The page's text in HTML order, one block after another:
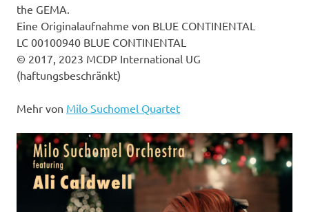
the GEMA.
Eine Originalaufnahme von BLUE CONTINENTAL
LC 00100940 BLUE CONTINENTAL
© 2017, 2023 MCDP International UG
(haftungsbeschränkt)
Mehr von Milo Suchomel Quartet